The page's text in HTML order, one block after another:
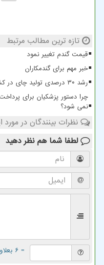
تازه ترین مطالب مرتبط
قیمت گندم تغییر نمود
خبر مهم برای گندمکاران
رشد ۳۰ درصدی تولید چای در کشور
چرا دستور پزشکیان برای
نمی شود؟
نظرات بینندگان در
لطفا شما هم نظر دهید
= ۶ بعلاوه ۳